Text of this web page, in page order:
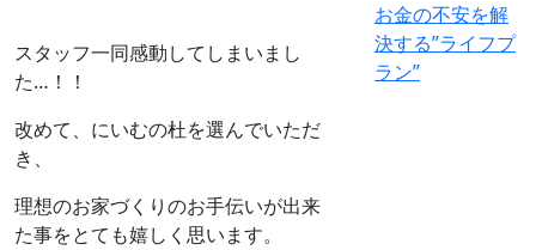
スタッフ一同感動してしまいまし
た…！！
改めて、にいむの杜を選んでいただ
き、
理想のお家づくりのお手伝いが出来
た事をとても嬉しく思います。
お金の不安を解
決する”ライフプ
ラン”